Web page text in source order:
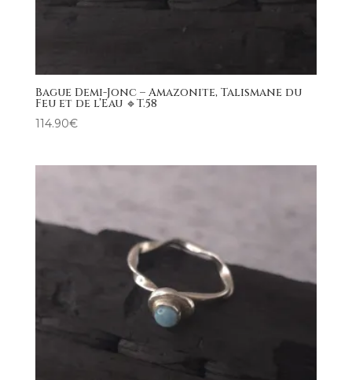
Bague Demi-Jonc – Amazonite, Talismane du
Feu et de l’Eau 🔹T.58
114.90€